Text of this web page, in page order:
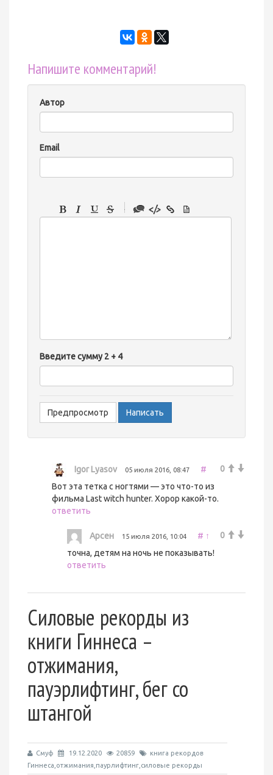
Напишите комментарий!
Автор
Email
-
-
Введите сумму 2 + 4
Igor Lyasov 05 июля 2016, 08:47 #
0
Вот эта тетка с ногтями — это что-то из
фильма Last witch hunter. Хорор какой-то.
ответить
Арсен 15 июля 2016, 10:04 # ↑
0
точна, детям на ночь не показывать!
ответить
Силовые рекорды из
книги Гиннеса –
отжимания,
пауэрлифтинг, бег со
штангой
Смуф 19.12.2020 20859
книга рекордов
Гиннеса,отжимания,паурлифтинг,силовые рекорды